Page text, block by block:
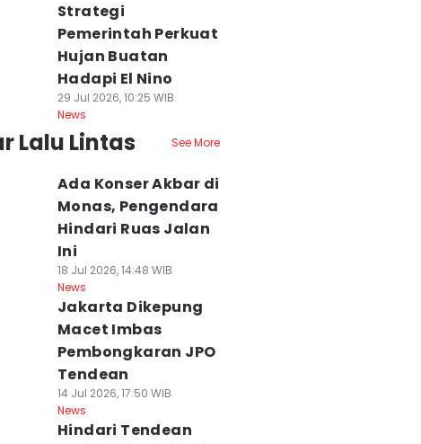
Strategi
Pemerintah Perkuat
Hujan Buatan
Hadapi El Nino
29 Jul 2026, 10:25 WIB
News
Lalu Lintas See More
Ada Konser Akbar di
Monas, Pengendara
Hindari Ruas Jalan
Ini
18 Jul 2026, 14:48 WIB
News
Jakarta Dikepung
Macet Imbas
Pembongkaran JPO
Tendean
14 Jul 2026, 17:50 WIB
News
Hindari Tendean